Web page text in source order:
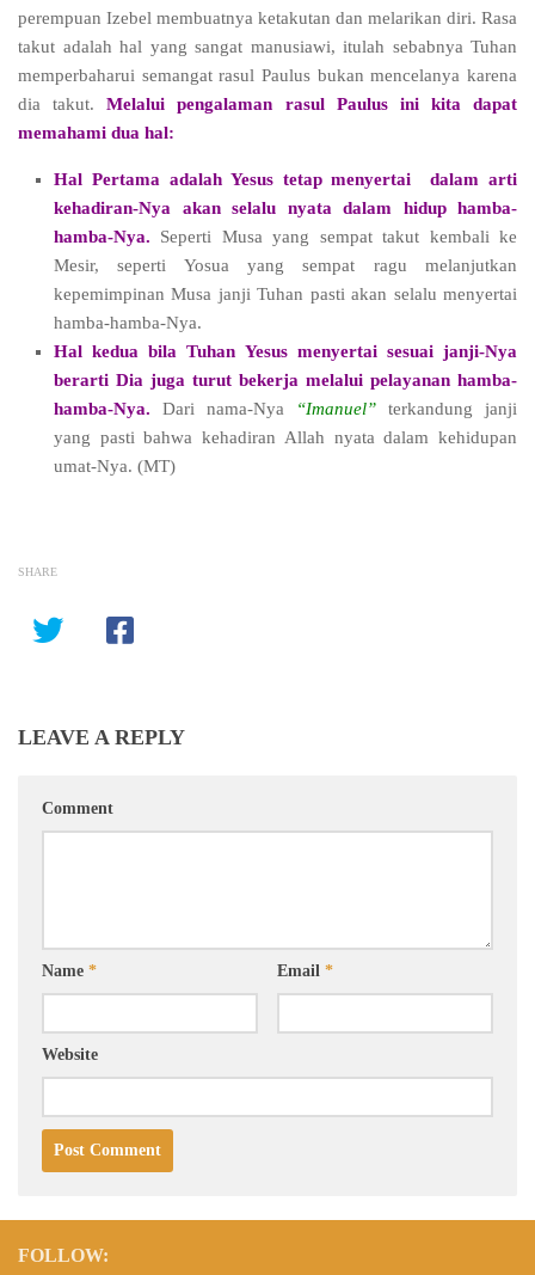
perempuan Izebel membuatnya ketakutan dan melarikan diri. Rasa
takut adalah hal yang sangat manusiawi, itulah sebabnya Tuhan
memperbaharui semangat rasul Paulus bukan mencelanya karena
dia takut.Melalui pengalaman rasul Paulus ini kita dapat
memahami dua hal:
Hal Pertama adalah Yesus tetap menyertai
dalam arti
kehadiran-Nya akan selalu nyata dalam hidup hamba-
hamba-Nya. Seperti Musa yang sempat takut kembali ke
Mesir, seperti Yosua yang sempat ragu melanjutkan
kepemimpinan Musa janji Tuhan pasti akan selalu menyertai
hamba-hamba-Nya.
Hal kedua bila Tuhan Yesus menyertai sesuai janji-Nya
berarti Dia juga turut bekerja melalui pelayanan hamba-
hamba-Nya. Dari nama-Nya “Imanuel” terkandung janji
yang pasti bahwa kehadiran Allah nyata dalam kehidupan
umat-Nya. (MT)
SHARE
LEAVE A REPLY
Comment
Name * Email *
Website
FOLLOW: